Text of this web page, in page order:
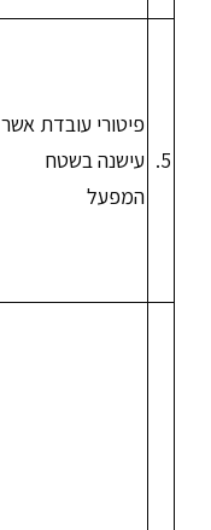
5.
פיטורי עובדת אשר
עישנה בשטח
המפעל